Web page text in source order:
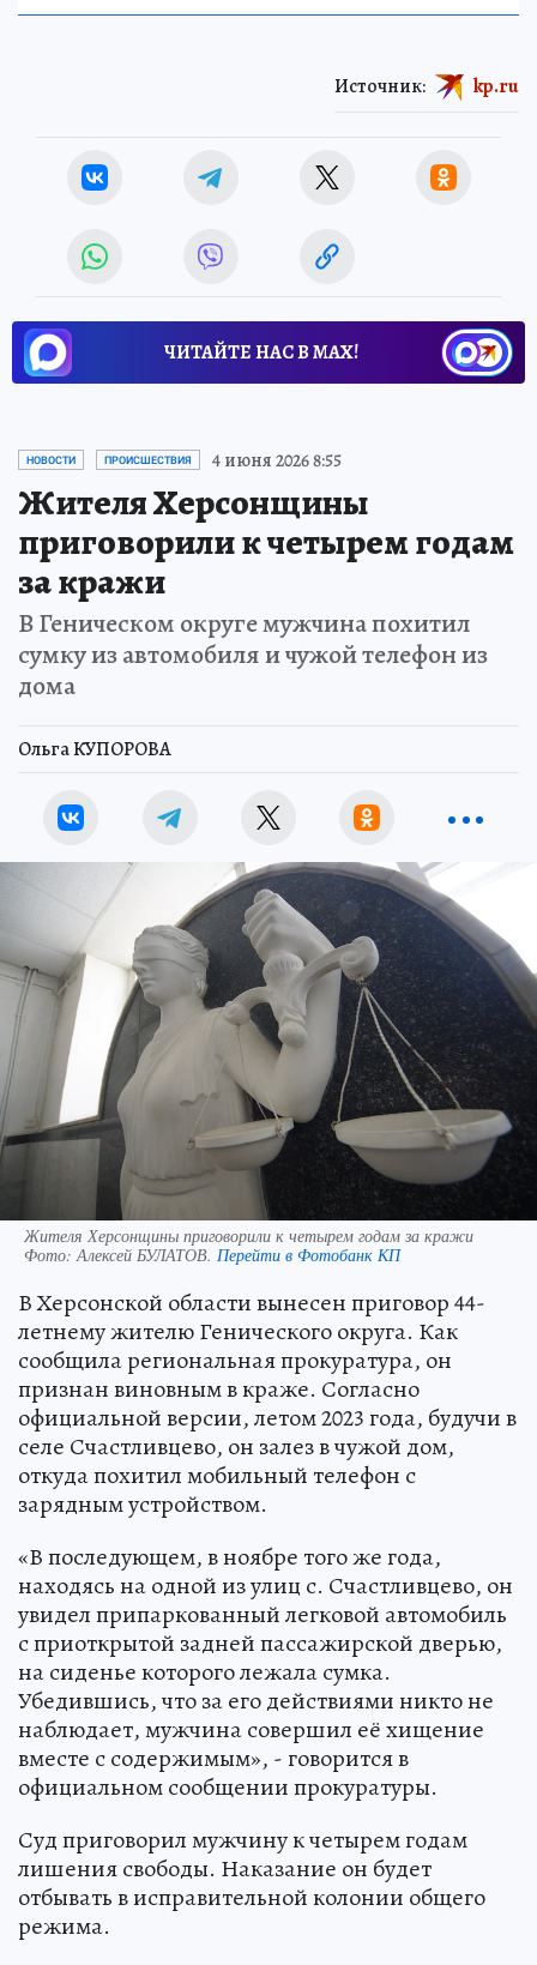
Источник: kp.ru
ЧИТАЙТЕ НАС В МАХ!
НОВОСТИ ПРОИСШЕСТВИЯ 4 июня 2026 8:55
Жителя Херсонщины
приговорили к четырем годам
за кражи
В Геническом округе мужчина похитил
сумку из автомобиля и чужой телефон из
дома
Ольга КУПОРОВА
Жителя Херсонщины приговорили к четырем годам за кражи
Фото:Алексей БУЛАТОВ. Перейти в Фотобанк КП
В Херсонской области вынесен приговор 44-
летнему жителю Генического округа. Как
сообщила региональная прокуратура, он
признан виновным в краже. Согласно
официальной версии, летом 2023 года, будучи в
селе Счастливцево, он залез в чужой дом,
откуда похитил мобильный телефон с
зарядным устройством.
«В последующем, в ноябре того же года,
находясь на одной из улиц с. Счастливцево, он
увидел припаркованный легковой автомобиль
с приоткрытой задней пассажирской дверью,
на сиденье которого лежала сумка.
Убедившись, что за его действиями никто не
наблюдает, мужчина совершил её хищение
вместе с содержимым», - говорится в
официальном сообщении прокуратуры.
Суд приговорил мужчину к четырем годам
лишения свободы. Наказание он будет
отбывать в исправительной колонии общего
режима.